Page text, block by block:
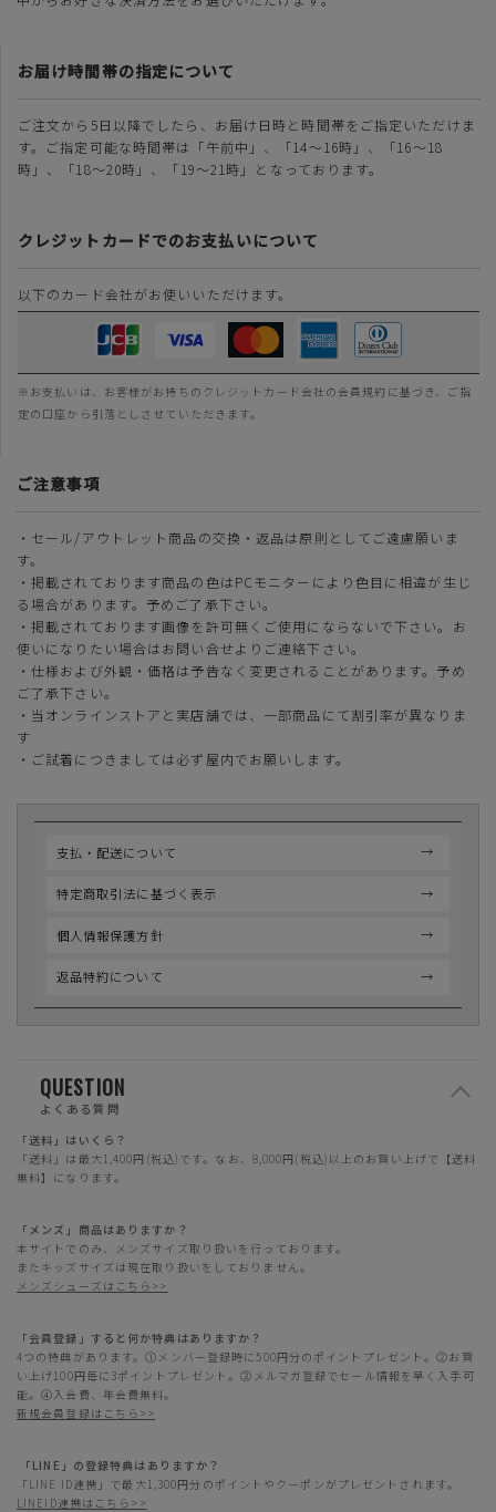
お届け時間帯の指定について
ご注文から5日以降でしたら、お届け日時と時間帯をご指定いただけま
す。ご指定可能な時間帯は「午前中」、「14～16時」、「16～18
時」、「18～20時」、「19～21時」となっております。
クレジットカードでのお支払いについて
以下のカード会社がお使いいただけます。
※お支払いは、お客様がお持ちのクレジットカード会社の会員規約に基づき、ご指
定の口座から引落としさせていただきます。
ご注意事項
・セール/アウトレット商品の交換・返品は原則としてご遠慮願いま
す。
・掲載されております商品の色はPCモニターにより色目に相違が生じ
る場合があります。予めご了承下さい。
・掲載されております画像を許可無くご使用にならないで下さい。お
使いになりたい場合はお問い合せよりご連絡下さい。
・仕様および外観・価格は予告なく変更されることがあります。予め
ご了承下さい。
・当オンラインストアと実店舗では、一部商品にて割引率が異なりま
す
・ご試着につきましては必ず屋内でお願いします。
支払・配送について
特定商取引法に基づく表示
個人情報保護方針
返品特約について
QUESTION
よくある質問
「送料」はいくら？
「送料」は最大1,400円(税込)です。なお、8,000円(税込)以上のお買い上げで【送料
無料】になります。
「メンズ」商品はありますか？
本サイトでのみ、メンズサイズ取り扱いを行っております。
またキッズサイズは現在取り扱いをしておりません。
メンズシューズはこちら>>
「会員登録」すると何か特典はありますか？
4つの特典があります。①メンバー登録時に500円分のポイントプレゼント。②お買
い上げ100円毎に3ポイントプレゼント。③メルマガ登録でセール情報を早く入手可
能。④入会費、年会費無料。
新規会員登録はこちら>>
「LINE」の登録特典はありますか？
「LINE ID連携」で最大1,300円分のポイントやクーポンがプレゼントされます。
LINEID連携はこちら>>